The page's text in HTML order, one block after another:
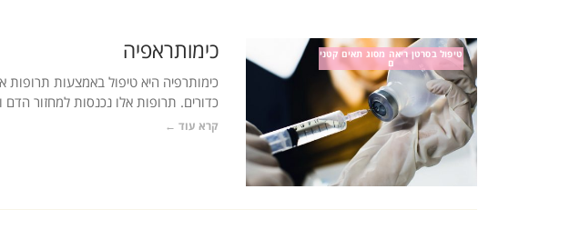
טיפול בסרטן ריאה מסוג תאים קטני
ם כימותראפיה
כימותרפיה היא טיפול באמצעות תרופות
כדורים. תרופות אלו נכנסות למחזור
קרא עוד ←